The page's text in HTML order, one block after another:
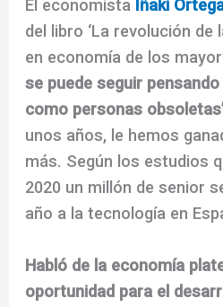
El economista Iñaki
del libro ‘La revolución de
en economía de los
se puede seguir
como personas
unos años, le hemos
más. Según los estudios
2020 un millón de senior
año a la tecnología en
Habló de la economía
oportunidad para el